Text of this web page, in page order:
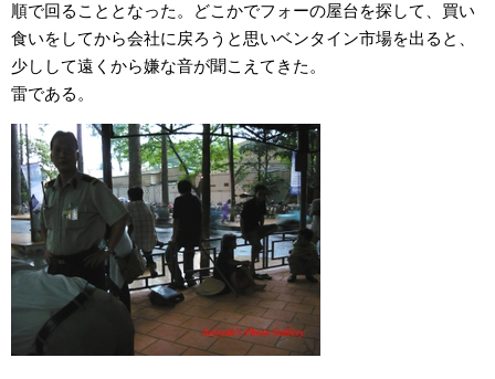
順で回ることとなった。どこかでフォーの屋台を探して、買い
食いをしてから会社に戻ろうと思いベンタイン市場を出ると、
少しして遠くから嫌な音が聞こえてきた。
雷である。